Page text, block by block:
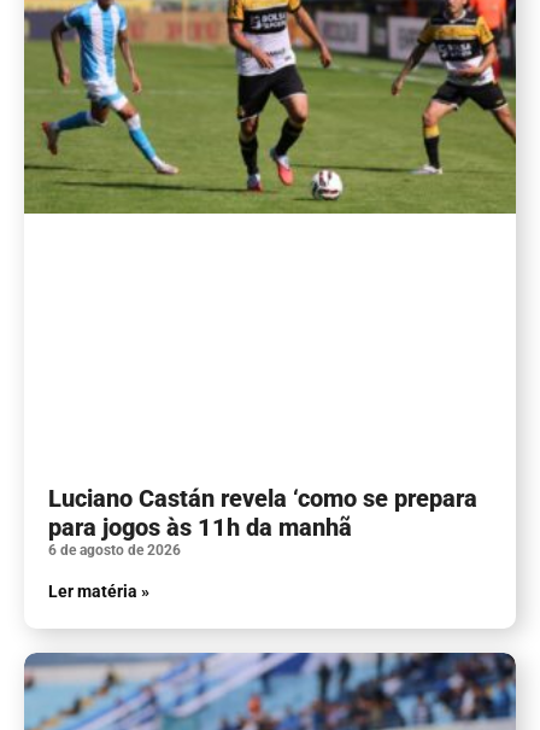
Luciano Castán revela ‘como se prepara
para jogos às 11h da manhã
6 de agosto de 2026
Ler matéria »